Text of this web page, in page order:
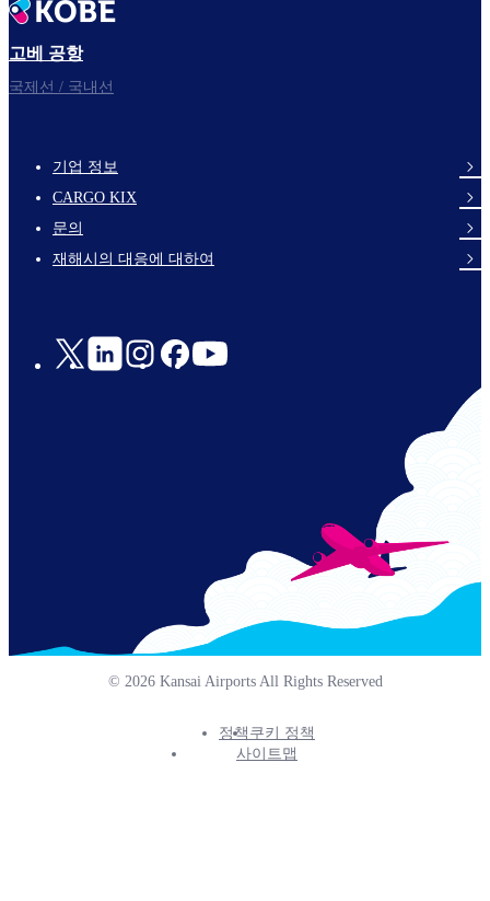
고베 공항
국제선 / 국내선
footer-
links-
en-
기업 정보
CARGO KIX
문의
재해시의 대응에 대하여
Social
© 2026 Kansai Airports All Rights Reserved
Footer
정책 쿠키 정책
사이트맵